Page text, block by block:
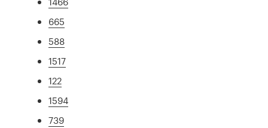
665
588
1517
122
1594
739